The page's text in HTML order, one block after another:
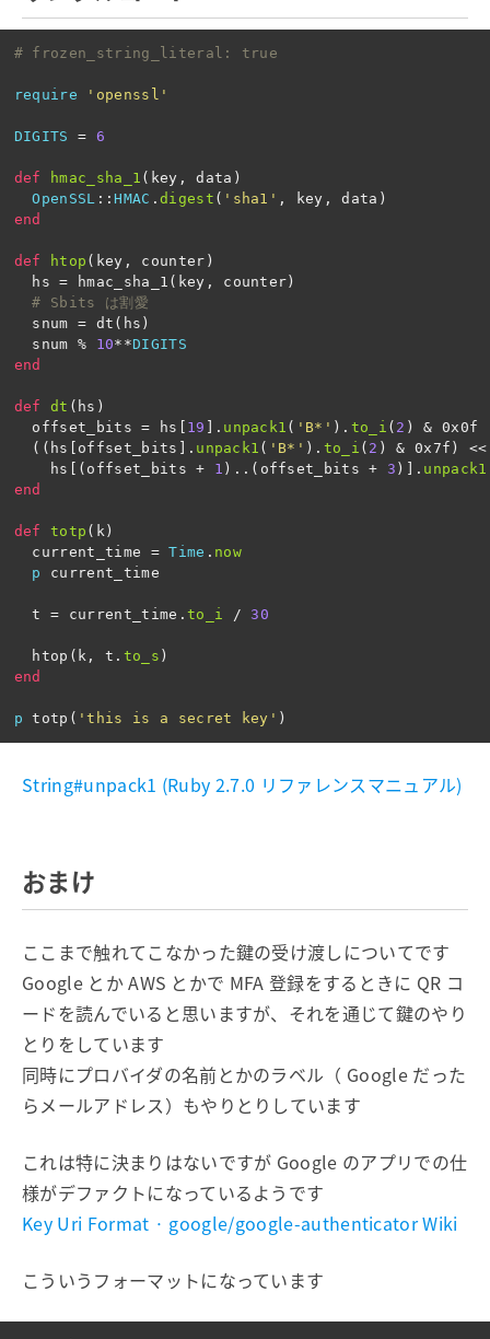
# frozen_string_literal: true
require 'openssl'
DIGITS = 6
def hmac_sha_1 ( key , data )
OpenSSL :: HMAC . digest ( 'sha1' , key , data )
end
def htop ( key , counter )
hs
= hmac_sha_1 ( key , counter )
# Sbits は割愛
snum
= dt ( hs )
snum
% 10**DIGITS
end
def dt ( hs )
offset_bits
= hs 19 ]. unpack1 ( 'B*' ). to_i ( 2 ) & 0x0f
(( hs offset_bits ]. unpack1 ( 'B*' ). to_i ( 2 ) & 0x7f )
<<
hs
[( offset_bits + 1 ) .. ( offset_bits + 3 )]. unpack1
end
def totp ( k )
current_time
= Time . now
p
current_time
t = current_time . to_i / 30
htop ( k , t . to_s )
end
p totp ( 'this is a secret key' )
String#unpack1 (Ruby 2.7.0 リファレンスマニュアル)
おまけ
ここまで触れてこなかった鍵の受け渡しについてです
Google とか AWS とかで MFA 登録をするときに QR コ
ードを読んでいると思いますが、それを通じて鍵のやり
とりをしています
同時にプロバイダの名前とかのラベル（ Google だった
らメールアドレス）もやりとりしています
これは特に決まりはないですが Google のアプリでの仕
様がデファクトになっているようです
Key Uri Format · google/google-authenticator Wiki
こういうフォーマットになっています